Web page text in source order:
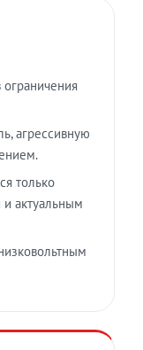
агрессивную
только
актуальным